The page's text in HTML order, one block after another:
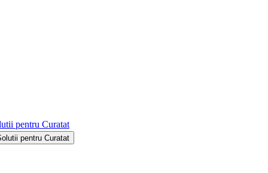
pentru Curatat
pentru Curatat